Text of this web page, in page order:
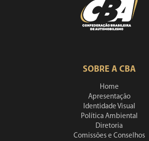
SOBRE A CBA
Home
Apresentação
Identidade Visual
Política Ambiental
Diretoria
Comissões e Conselhos